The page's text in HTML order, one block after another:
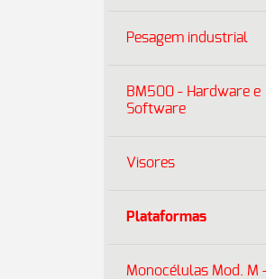
Pesagem industrial
BM500 - Hardware e
Software
Visores
Plataformas
Monocélulas Mod. M